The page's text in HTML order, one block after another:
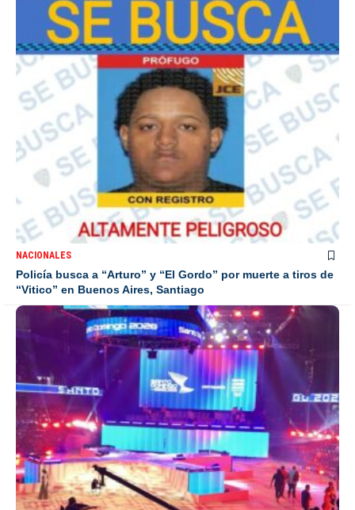
NACIONALES
Policía busca a “Arturo” y “El Gordo” por muerte a tiros de
“Vitico” en Buenos Aires, Santiago